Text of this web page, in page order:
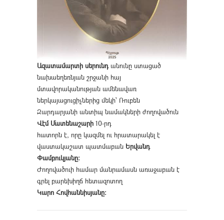
Ազատամարտի սերունդանունը ստացած
նախաեղեռնյան շրջանի հայ
մտավորականության ամենավառ
ներկայացուցիչներից մեկի՝ Ռուբեն
Զարդարյանի անտիպ նամակների ժողովածուն
Վէմ Մատենաշարի 10-րդ
հատորն է, որը կազմել ու հրատարակել է
վաստակաշատ պատմաբան Երվանդ
Փամբուկյանը։
Ժողովածուի համար մանրամասն առաջաբան է
գրել բարեխիղճ հետազոտող
Կարո Հովհաննիսյանը։